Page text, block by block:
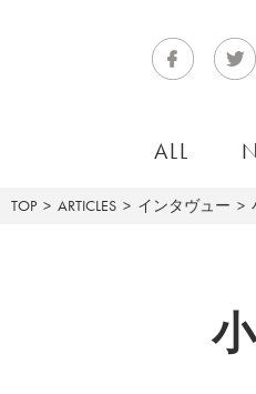
ALL
TOP ARTICLES インタヴュー